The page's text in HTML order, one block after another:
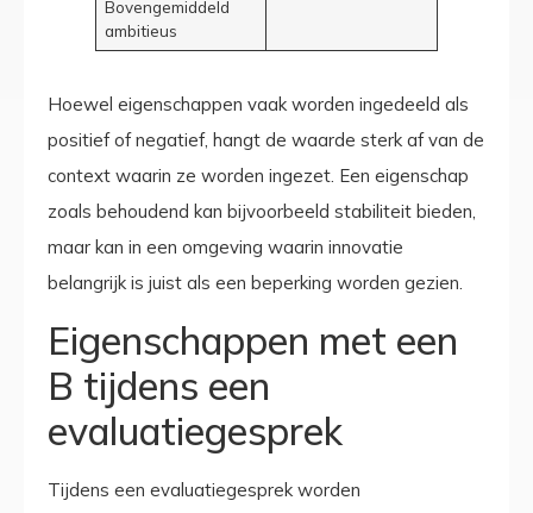
Bovengemiddeld
ambitieus
Hoewel eigenschappen vaak worden ingedeeld als
positief of negatief, hangt de waarde sterk af van de
context waarin ze worden ingezet. Een eigenschap
zoals behoudend kan bijvoorbeeld stabiliteit bieden,
maar kan in een omgeving waarin innovatie
belangrijk is juist als een beperking worden gezien.
Eigenschappen met een
B tijdens een
evaluatiegesprek
Tijdens een evaluatiegesprek worden